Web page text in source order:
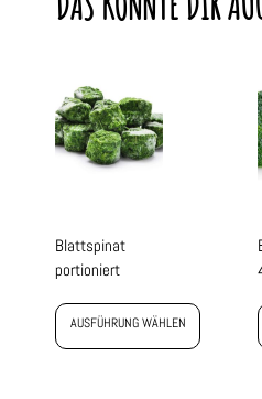
Blattspinat
portioniert
AUSFÜHRUNG WÄHLEN